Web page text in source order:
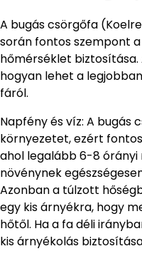
A bugás csörgőfa
során fontos szempont
hőmérséklet
hogyan lehet a
fáról.
Napfény és víz: A bugás
környezetet, ezért
ahol legalább 6-8 órányi
növénynek
Azonban a túlzott
egy kis árnyékra, hogy
hőtől. Ha a fa déli
kis árnyékolás